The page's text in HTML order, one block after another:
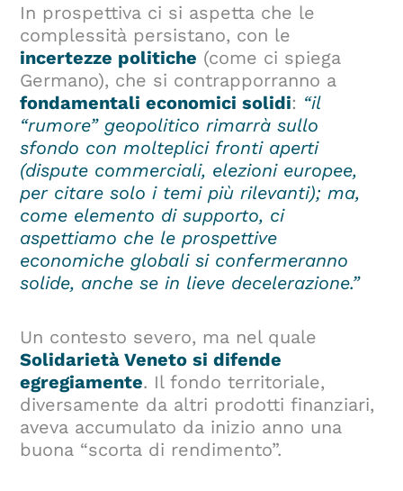
In prospettiva ci si aspetta che le
complessità persistano, con le
incertezze politiche (come ci spiega
Germano), che si contrapporranno a
fondamentali economici solidi: “il
“rumore” geopolitico rimarrà sullo
sfondo con molteplici fronti aperti
(dispute commerciali, elezioni europee,
per citare solo i temi più rilevanti); ma,
come elemento di supporto, ci
aspettiamo che le prospettive
economiche globali si confermeranno
solide, anche se in lieve decelerazione.”
Un contesto severo, ma nel quale
Solidarietà Veneto si difende
egregiamente. Il fondo territoriale,
diversamente da altri prodotti finanziari,
aveva accumulato da inizio anno una
buona “scorta di rendimento”.